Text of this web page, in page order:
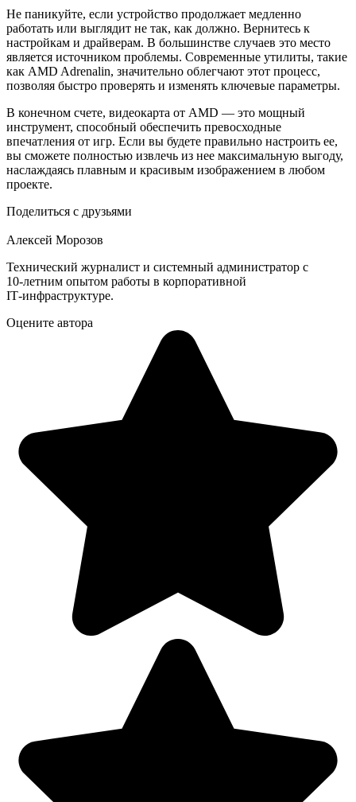
Не паникуйте, если устройство продолжает медленно
работать или выглядит не так, как должно. Вернитесь к
настройкам и драйверам. В большинстве случаев это место
является источником проблемы. Современные утилиты, такие
как AMD Adrenalin, значительно облегчают этот процесс,
позволяя быстро проверять и изменять ключевые параметры.
В конечном счете, видеокарта от AMD — это мощный
инструмент, способный обеспечить превосходные
впечатления от игр. Если вы будете правильно настроить ее,
вы сможете полностью извлечь из нее максимальную выгоду,
наслаждаясь плавным и красивым изображением в любом
проекте.
Поделиться с друзьями
Алексей Морозов
Технический журналист и системный администратор с
10‑летним опытом работы в корпоративной
IT‑инфраструктуре.
Оцените автора